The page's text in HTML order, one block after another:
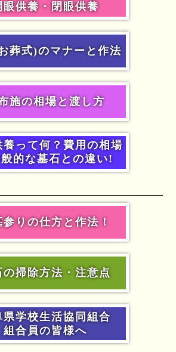
眼供養・閉眼供養
葬式)のマナーと作法
施の相場と渡し方
養って何？費用の相場
的な墓石との違い!
参りの仕方と作法！
の掃除方法・注意点
県学校生活協同組合
組合員の皆様へ